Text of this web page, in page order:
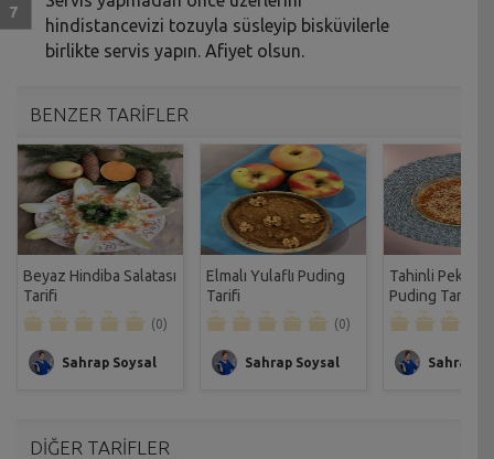
hindistancevizi tozuyla süsleyip bisküvilerle
birlikte servis yapın. Afiyet olsun.
BENZER TARİFLER
Beyaz Hindiba Salatası
Tarifi
(0)
Sahrap Soysal
Elmalı Yulaflı Puding
Tarifi
(0)
Sahrap Soysal
Tahinli
Puding Tarifi
Sahrap
DİĞER TARİFLER